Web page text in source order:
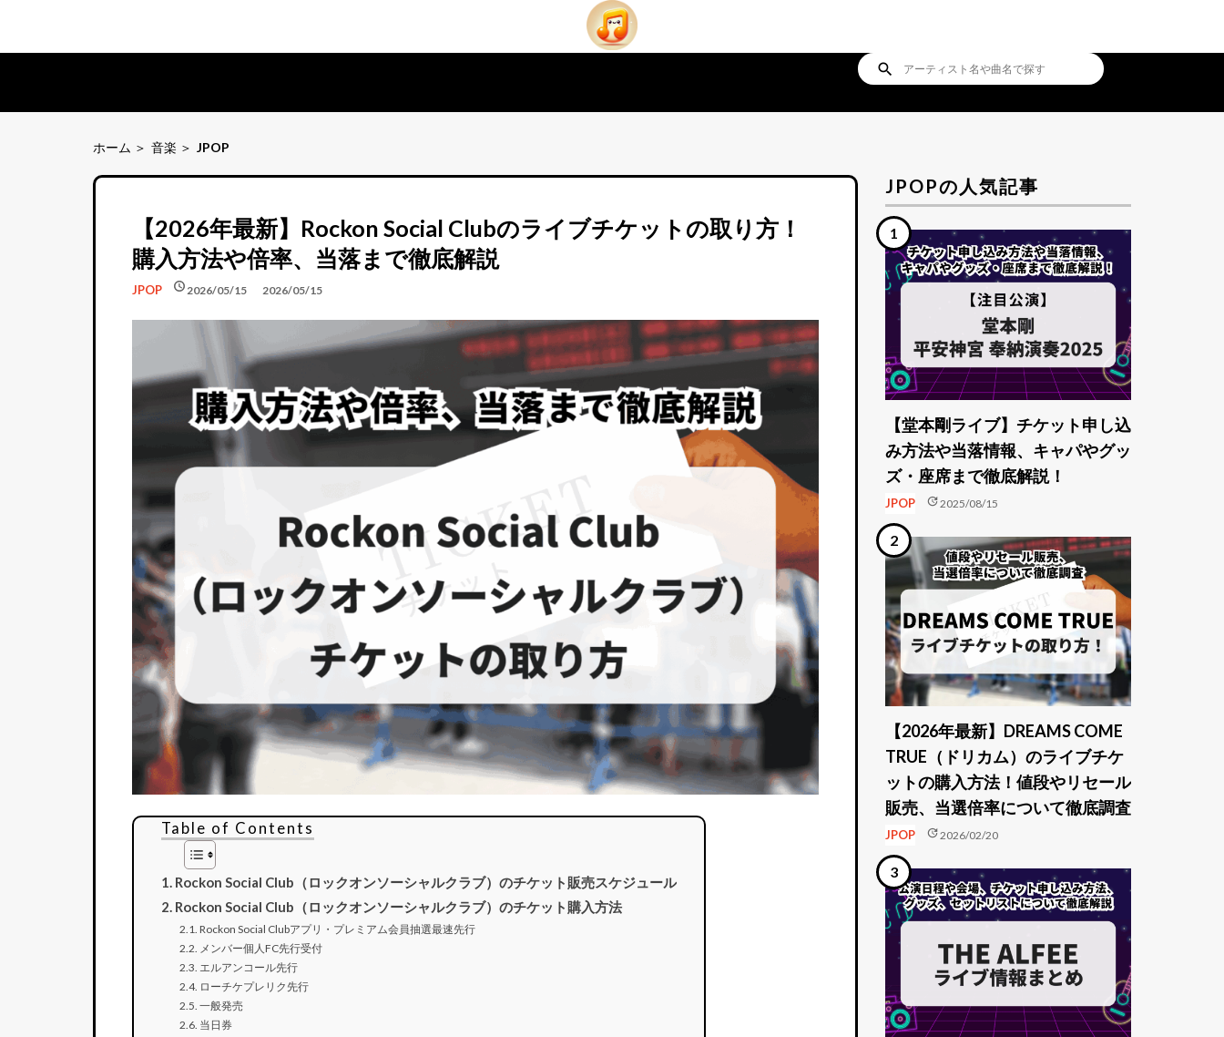
search
ホーム 音楽 JPOP
【2026年最新】Rockon Social Clubのライブチケットの取り方！
購入方法や倍率、当落まで徹底解説
JPOP schedule2026/05/15
schedule 2026/05/15
Table of Contents
Rockon Social Club（ロックオンソーシャルクラブ）のチケット販売スケジュール
Rockon Social Club（ロックオンソーシャルクラブ）のチケット購入方法
Rockon Social Clubアプリ・プレミアム会員抽選最速先行
メンバー個人FC先行受付
エルアンコール先行
ローチケプレリク先行
一般発売
当日券
JPOPの人気記事
【堂本剛ライブ】チケット申し込
み方法や当落情報、キャパやグッ
ズ・座席まで徹底解説！
JPOP update2025/08/15
【2026年最新】DREAMS COME
TRUE（ドリカム）のライブチケ
ットの購入方法！値段やリセール
販売、当選倍率について徹底調査
JPOP update2026/02/20